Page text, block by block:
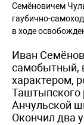
Семёновичем
гаубично-
в ходе
Иван
самобытный,
характером,
Таштыпского
Анчульской
Окончил два